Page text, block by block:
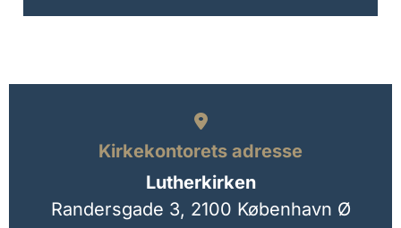

Kirkekontorets adresse
Lutherkirken
Randersgade 3, 2100 København Ø